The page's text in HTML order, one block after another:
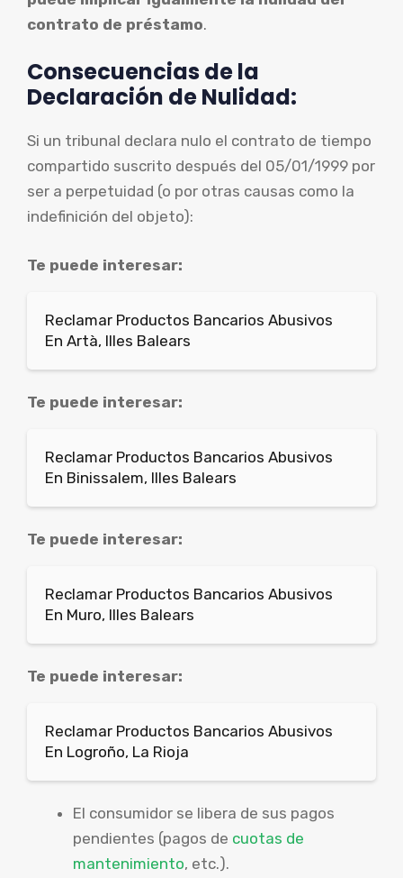
contrato de préstamo.
Consecuencias de la
Declaración de Nulidad:
Si un tribunal declara nulo el contrato de tiempo
compartido suscrito después del 05/01/1999 por
ser a perpetuidad (o por otras causas como la
indefinición del objeto):
Te puede interesar:
Reclamar Productos Bancarios Abusivos
En Artà, Illes Balears
Te puede interesar:
Reclamar Productos Bancarios Abusivos
En Binissalem, Illes Balears
Te puede interesar:
Reclamar Productos Bancarios Abusivos
En Muro, Illes Balears
Te puede interesar:
Reclamar Productos Bancarios Abusivos
En Logroño, La Rioja
El consumidor se libera de sus pagos
pendientes (pagos de cuotas de
mantenimiento, etc.).